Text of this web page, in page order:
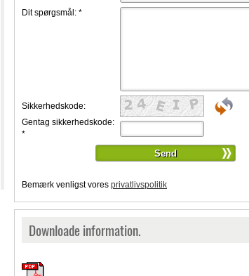
Dit spørgsmål: *
Sikkerhedskode:
Gentag sikkerhedskode:
*
Bemærk venligst vores privatlivspolitik
Downloade information.